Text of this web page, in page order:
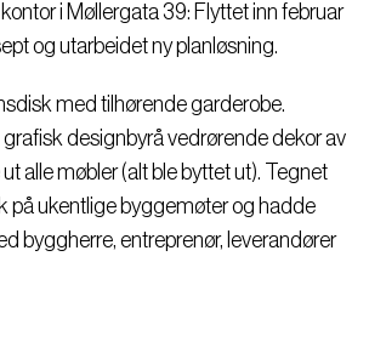
i Møllergata 39: Flyttet inn februar
og utarbeidet ny planløsning.
med tilhørende garderobe.
designbyrå vedrørende dekor av
alle møbler (alt ble byttet ut). Tegnet
på ukentlige byggemøter og hadde
byggherre, entreprenør, leverandører